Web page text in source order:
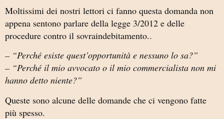
Moltissimi dei nostri lettori ci fanno questa domanda non
appena sentono parlare della legge 3/2012 e delle
procedure contro il sovraindebitamento..
– “Perché esiste quest’opportunità e nessuno lo sa?”
– “Perché il mio avvocato o il mio commercialista non mi
hanno detto niente?”
Queste sono alcune delle domande che ci vengono fatte
più spesso.